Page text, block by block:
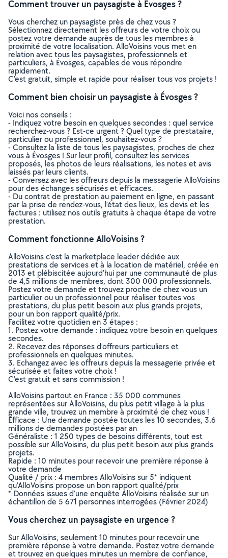
Comment trouver un paysagiste à Évosges ?
Vous cherchez un paysagiste près de chez vous ?
Sélectionnez directement les offreurs de votre choix ou
postez votre demande auprès de tous les membres à
proximité de votre localisation. AlloVoisins vous met en
relation avec tous les paysagistes, professionnels et
particuliers, à Évosges, capables de vous répondre
rapidement.
C’est gratuit, simple et rapide pour réaliser tous vos projets !
Comment bien choisir un paysagiste à Évosges ?
Voici nos conseils :
- Indiquez votre besoin en quelques secondes : quel service
recherchez-vous ? Est-ce urgent ? Quel type de prestataire,
particulier ou professionnel, souhaitez-vous ?
- Consultez la liste de tous les paysagistes, proches de chez
vous à Évosges ! Sur leur profil, consultez les services
proposés, les photos de leurs réalisations, les notes et avis
laissés par leurs clients.
- Conversez avec les offreurs depuis la messagerie AlloVoisins
pour des échanges sécurisés et efficaces.
- Du contrat de prestation au paiement en ligne, en passant
par la prise de rendez-vous, l’état des lieux, les devis et les
factures : utilisez nos outils gratuits à chaque étape de votre
prestation.
Comment fonctionne AlloVoisins ?
AlloVoisins c’est la marketplace leader dédiée aux
prestations de services et à la location de matériel, créée en
2013 et plébiscitée aujourd’hui par une communauté de plus
de 4,5 millions de membres, dont 300 000 professionnels.
Postez votre demande et trouvez proche de chez vous un
particulier ou un professionnel pour réaliser toutes vos
prestations, du plus petit besoin aux plus grands projets,
pour un bon rapport qualité/prix.
Facilitez votre quotidien en 3 étapes :
1. Postez votre demande : indiquez votre besoin en quelques
secondes.
2. Recevez des réponses d’offreurs particuliers et
professionnels en quelques minutes.
3. Echangez avec les offreurs depuis la messagerie privée et
sécurisée et faites votre choix !
C’est gratuit et sans commission !
AlloVoisins partout en France : 35 000 communes
représentées sur AlloVoisins, du plus petit village à la plus
grande ville, trouvez un membre à proximité de chez vous !
Efficace : Une demande postée toutes les 10 secondes, 3.6
millions de demandes postées par an
Généraliste : 1 250 types de besoins différents, tout est
possible sur AlloVoisins, du plus petit besoin aux plus grands
projets.
Rapide : 10 minutes pour recevoir une première réponse à
votre demande
Qualité / prix : 4 membres AlloVoisins sur 5* indiquent
qu’AlloVoisins propose un bon rapport qualité/prix
* Données issues d’une enquête AlloVoisins réalisée sur un
échantillon de 5 671 personnes interrogées (Février 2024)
Vous cherchez un paysagiste en urgence ?
Sur AlloVoisins, seulement 10 minutes pour recevoir une
première réponse à votre demande. Postez votre demande
et trouvez en quelques minutes un membre de confiance,